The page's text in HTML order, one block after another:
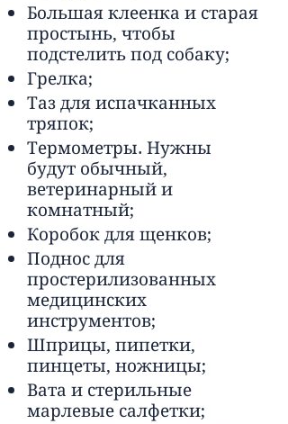
Большая клеенка и старая
простынь, чтобы
подстелить под собаку;
Грелка;
Таз для испачканных
тряпок;
Термометры. Нужны
будут обычный,
ветеринарный и
комнатный;
Коробок для щенков;
Поднос для
простерилизованных
медицинских
инструментов;
Шприцы, пипетки,
пинцеты, ножницы;
Вата и стерильные
марлевые салфетки;